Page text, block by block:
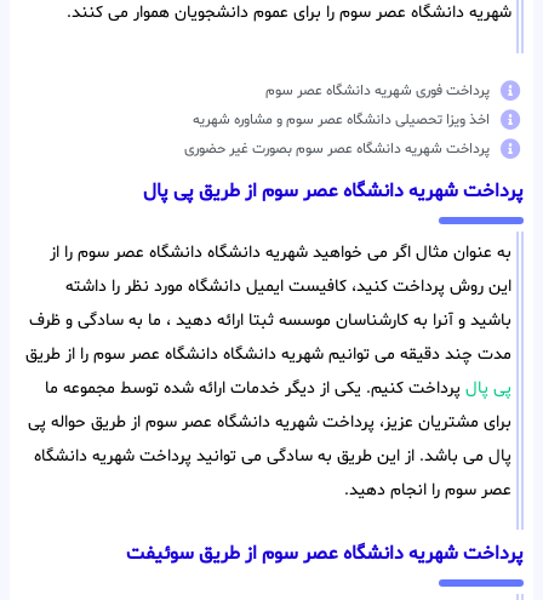
شهریه دانشگاه عصر سوم را برای عموم دانشجویان هموار می کنند.
پرداخت فوری شهریه دانشگاه عصر سوم
اخذ ویزا تحصیلی دانشگاه عصر سوم و مشاوره شهریه
پرداخت شهریه دانشگاه عصر سوم بصورت غیر حضوری
پرداخت شهریه دانشگاه عصر سوم از طریق پی پال
به عنوان مثال اگر می خواهید شهریه دانشگاه دانشگاه عصر سوم را از
این روش پرداخت کنید، کافیست ایمیل دانشگاه مورد نظر را داشته
باشید و آنرا به کارشناسان موسسه ثبتا ارائه دهید ، ما به سادگی و ظرف
مدت چند دقیقه می توانیم شهریه دانشگاه دانشگاه عصر سوم را از طریق
پی پال پرداخت کنیم. یکی از دیگر خدمات ارائه شده توسط مجموعه ما
برای مشتریان عزیز، پرداخت شهریه دانشگاه عصر سوم از طریق حواله پی
پال می باشد. از این طریق به سادگی می توانید پرداخت شهریه دانشگاه
عصر سوم را انجام دهید.
پرداخت شهریه دانشگاه عصر سوم از طریق سوئیفت